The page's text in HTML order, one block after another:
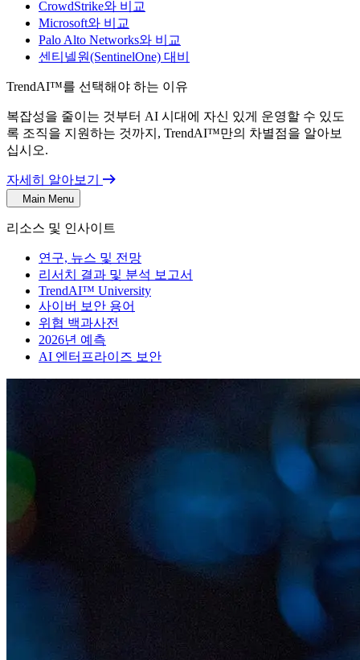
CrowdStrike와 비교
Microsoft와 비교
Palo Alto Networks와 비교
센티넬원(SentinelOne) 대비
TrendAI™를 선택해야 하는 이유
복잡성을 줄이는 것부터 AI 시대에 자신 있게 운영할 수 있도
록 조직을 지원하는 것까지, TrendAI™만의 차별점을 알아보
십시오.
자세히 알아보기
Main Menu
리소스 및 인사이트
연구, 뉴스 및 전망
리서치 결과 및 분석 보고서
TrendAI™ University
사이버 보안 용어
위협 백과사전
2026년 예측
AI 엔터프라이즈 보안